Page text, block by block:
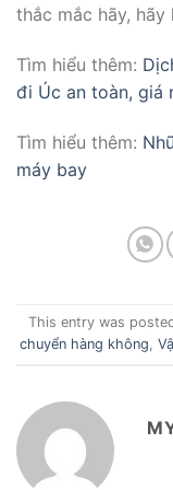
thắc mắc hãy,
Tìm hiểu thêm:
đi Úc an toàn, giá
Tìm hiểu thêm:
máy bay
This entry was
chuyển hàng không,